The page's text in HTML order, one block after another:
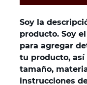
Soy la
producto. Soy
para agregar
tu producto, así
tamaño,
instrucciones